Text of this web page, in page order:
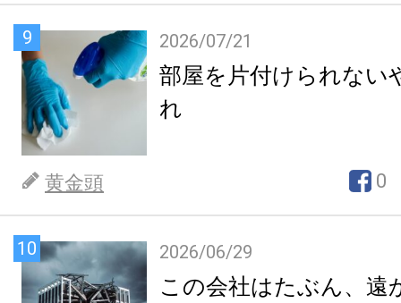
9 2026/07/21
部屋を片付けられない
れ
黄金頭 0
10 2026/06/29
この会社はたぶん、遠